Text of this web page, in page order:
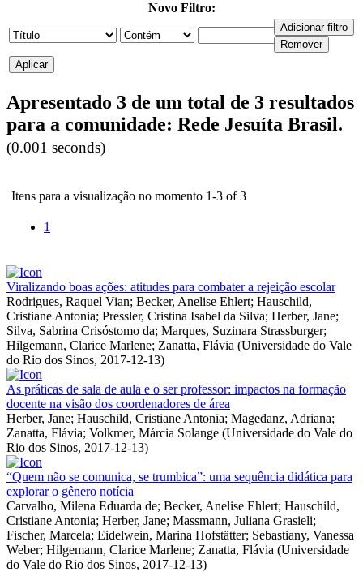
Novo Filtro:
Apresentado 3 de um total de 3 resultados
para a comunidade: Rede Jesuíta Brasil.
(0.001 seconds)
Itens para a visualização no momento 1-3 of 3
1
Viralizando boas ações: atitudes para combater a rejeição escolar
Rodrigues, Raquel Vian; Becker, Anelise Ehlert; Hauschild,
Cristiane Antonia; Pressler, Cristina Isabel da Silva; Herber, Jane;
Silva, Sabrina Crisóstomo da; Marques, Suzinara Strassburger;
Hilgemann, Clarice Marlene; Zanatta, Flávia (Universidade do Vale
do Rio dos Sinos, 2017-12-13)
As práticas de sala de aula e o ser professor: impactos na formação
docente na visão dos coordenadores de área
Herber, Jane; Hauschild, Cristiane Antonia; Magedanz, Adriana;
Zanatta, Flávia; Volkmer, Márcia Solange (Universidade do Vale do
Rio dos Sinos, 2017-12-13)
“Quem não se comunica, se trumbica”: uma sequência didática para
explorar o gênero notícia
Carvalho, Milena Eduarda de; Becker, Anelise Ehlert; Hauschild,
Cristiane Antonia; Herber, Jane; Massmann, Juliana Grasieli;
Fischer, Marcela; Eidelwein, Marina Hofstätter; Sebastiany, Vanessa
Weber; Hilgemann, Clarice Marlene; Zanatta, Flávia (Universidade
do Vale do Rio dos Sinos, 2017-12-13)